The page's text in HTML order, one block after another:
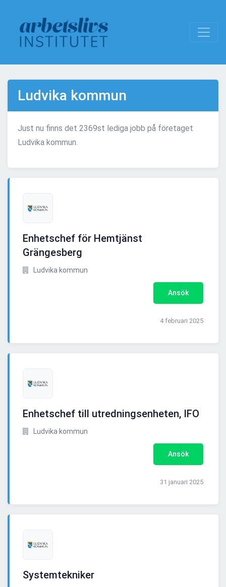
Ludvika kommun
Just nu finns det 2369st lediga jobb på företaget
Ludvika kommun.
Enhetschef för Hemtjänst
Grängesberg
Ludvika kommun
Ansök
4 februari 2025
Enhetschef till utredningsenheten, IFO
Ludvika kommun
Ansök
31 januari 2025
Systemtekniker